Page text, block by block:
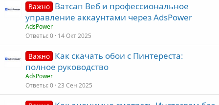
Важно Ватсап Веб и профессиональное
управление аккаунтами через AdsPower
AdsPower
Ответы 0 14 Окт 2025
Важно Как скачать обои с Пинтереста:
полное руководство
AdsPower
Ответы 0 23 Сен 2025